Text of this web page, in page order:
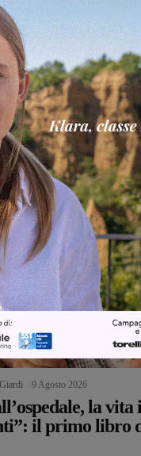
lasciare il cane
di
fare e a quali
porta: in
9 Agosto 2026
la vita
il primo libro